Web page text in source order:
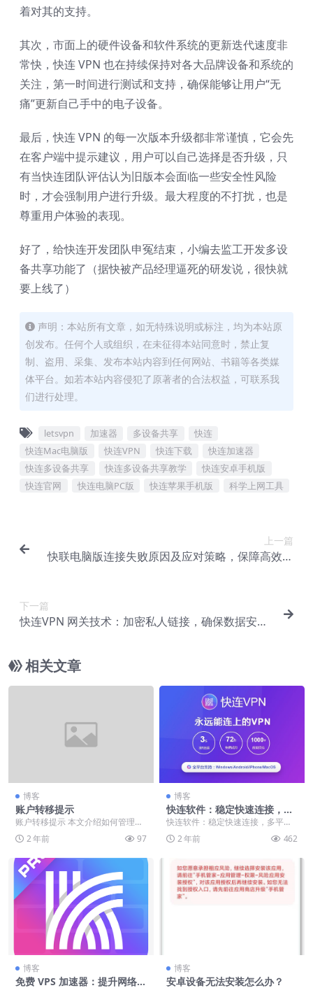
着对其的支持。
其次，市面上的硬件设备和软件系统的更新迭代速度非
常快，快连 VPN 也在持续保持对各大品牌设备和系统的
关注，第一时间进行测试和支持，确保能够让用户“无
痛”更新自己手中的电子设备。
最后，快连 VPN 的每一次版本升级都非常谨慎，它会先
在客户端中提示建议，用户可以自己选择是否升级，只
有当快连团队评估认为旧版本会面临一些安全性风险
时，才会强制用户进行升级。最大程度的不打扰，也是
尊重用户体验的表现。
好了，给快连开发团队申冤结束，小编去监工开发多设
备共享功能了（据快被产品经理逼死的研发说，很快就
要上线了）
声明：本站所有文章，如无特殊说明或标注，均为本站原
创发布。任何个人或组织，在未征得本站同意时，禁止复
制、盗用、采集、发布本站内容到任何网站、书籍等各类媒
体平台。如若本站内容侵犯了原著者的合法权益，可联系我
们进行处理。
letsvpn 加速器 多设备共享
快连
快连Mac电脑版
快连VPN 快连下载
快连加速器
快连多设备共享
快连多设备共享教学
快连安卓手机版
快连官网
快连电脑PC版 快连苹果手机版 科学上网工具
上一篇
快联电脑版连接失败原因及应对策略，保障高效网
下一篇
快连VPN 网关技术：加密私人链接，确保数据安全
相关文章
博客
账户转移提示
账户转移提示 本文介绍如何管理设
备或帐户的剩余时间。 我们从《一
个订阅在多台设备...
2 年前 97
博客
快连软件：稳定快速连接，多
平台兼容，解决网络异常困扰
快连软件：稳定快速连接，多平台
兼容，解决网络异常困扰 快连软件
作为一种广受欢迎的...
2 年前 462
博客
免费 VPS 加速器：提升网络访
博客
安卓设备无法安装怎么办？